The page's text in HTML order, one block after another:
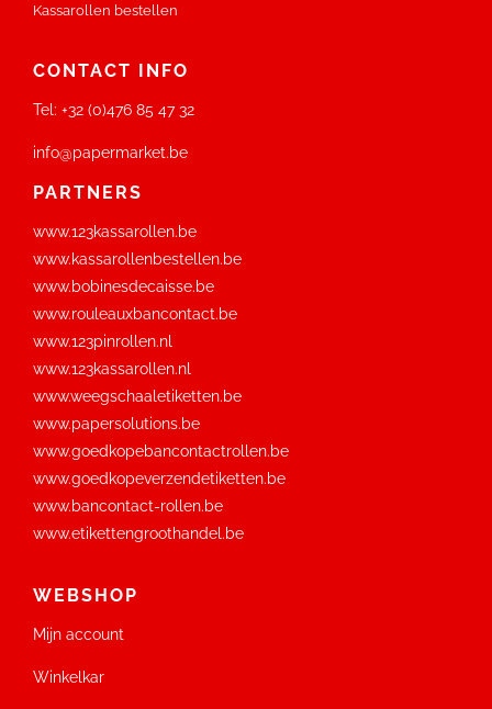
Kassarollen bestellen
CONTACT INFO
Tel: +32 (0)476 85 47 32
info@papermarket.be
PARTNERS
www.123kassarollen.be
www.kassarollenbestellen.be
www.bobinesdecaisse.be
www.rouleauxbancontact.be
www.123pinrollen.nl
www.123kassarollen.nl
www.weegschaaletiketten.be
www.papersolutions.be
www.goedkopebancontactrollen.be
www.goedkopeverzendetiketten.be
www.bancontact-rollen.be
www.etikettengroothandel.be
WEBSHOP
Mijn account
Winkelkar